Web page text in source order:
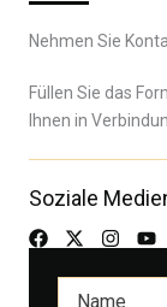
Nehmen Sie
Füllen Sie das
Ihnen in
Soziale